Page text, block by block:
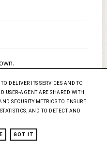
DELIVER ITS SERVICES AND TO
USER-AGENT ARE SHARED WITH
SECURITY METRICS TO ENSURE
AND TO DETECT AND
GOT IT